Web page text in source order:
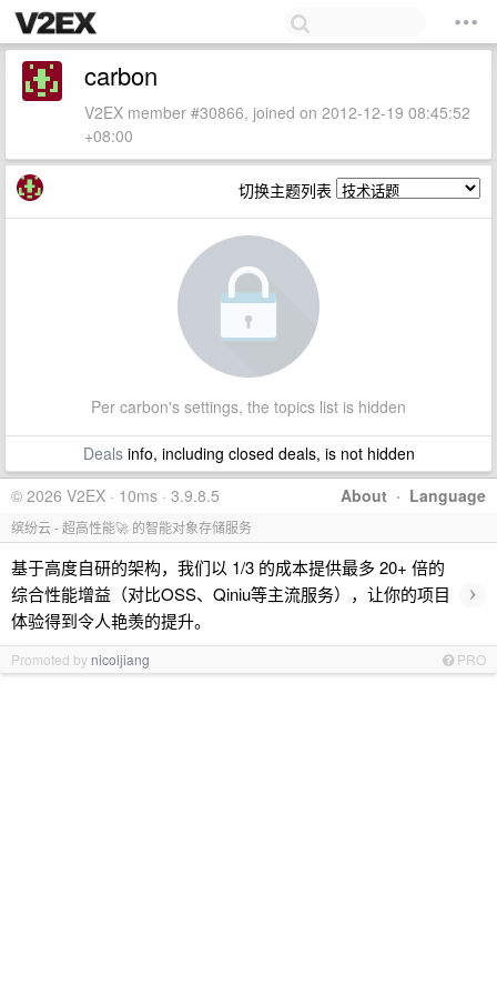
carbon
V2EX member #30866, joined on 2012-12-19 08:45:52
+08:00
切换主题列表
Per carbon's settings, the topics list is hidden
Dealsinfo, including closed deals, is not hidden
About · Language
© 2026 V2EX · 10ms · 3.9.8.5
缤纷云 - 超高性能🚀 的智能对象存储服务
基于高度自研的架构，我们以 1/3 的成本提供最多 20+ 倍的
综合性能增益（对比OSS、Qiniu等主流服务），让你的项目
体验得到令人艳羡的提升。
›
Promoted by nicoljiang PRO